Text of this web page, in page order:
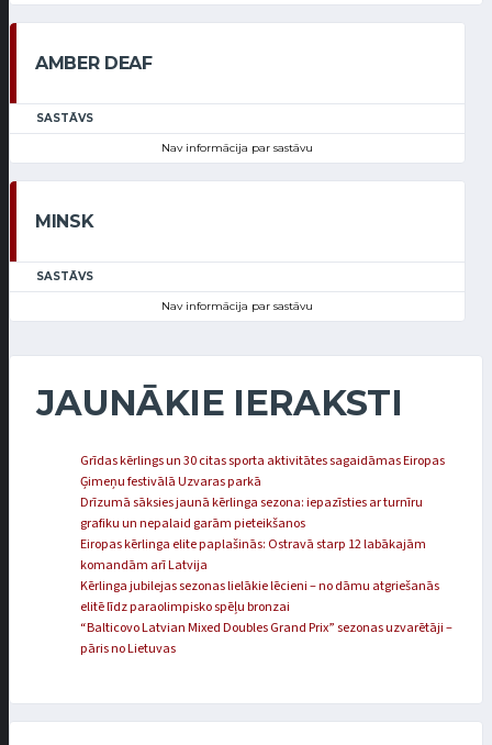
AMBER DEAF
SASTĀVS
Nav informācija par sastāvu
MINSK
SASTĀVS
Nav informācija par sastāvu
JAUNĀKIE IERAKSTI
Grīdas kērlings un 30 citas sporta aktivitātes sagaidāmas Eiropas
Ģimeņu festivālā Uzvaras parkā
Drīzumā sāksies jaunā kērlinga sezona: iepazīsties ar turnīru
grafiku un nepalaid garām pieteikšanos
Eiropas kērlinga elite paplašinās: Ostravā starp 12 labākajām
komandām arī Latvija
Kērlinga jubilejas sezonas lielākie lēcieni – no dāmu atgriešanās
elitē līdz paraolimpisko spēļu bronzai
“Balticovo Latvian Mixed Doubles Grand Prix” sezonas uzvarētāji –
pāris no Lietuvas